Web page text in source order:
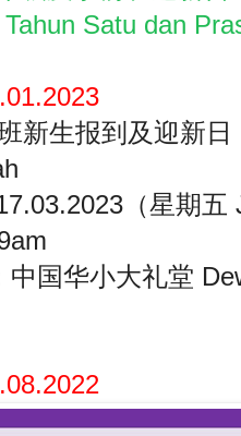
Satu dan
新生报到及迎新
（星期五
中国华小大礼堂